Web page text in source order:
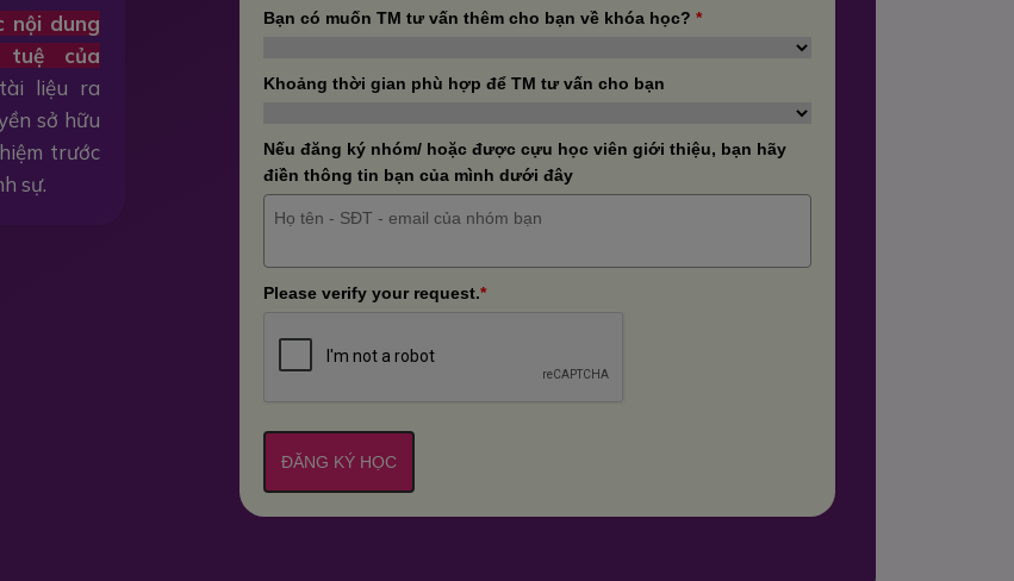
Bạn có muốn TM tư vấn thêm cho bạn về khóa học? *
Khoảng thời gian phù hợp để TM tư vấn cho bạn
Nếu đăng ký nhóm/ hoặc được cựu học viên giới thiệu, bạn hãy
điền thông tin bạn của mình dưới đây
Please verify your request.*
ĐĂNG KÝ HỌC
nội dung
của
liệu ra
sở hữu
trước
sự.